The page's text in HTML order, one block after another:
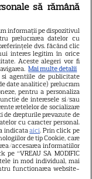
să rămână
informații pe dispozitivul
prelucrarea datelor cu
dvs. făcând clic
interes legitim în orice
Aceste alegeri vor fi
Mai multe detalii
agentiile de publicitate
date analitice) prelucram
pentru a personaliza
de interesele si/sau
retelelor de socializare
de drepturile prevazute de
cu caracter personal.
indicataaici. Prin click pe
de tip Cookie, care
accesarea informatiilor
“VREAU SA MODIFIC
in mod individual, mai
functionarea website-